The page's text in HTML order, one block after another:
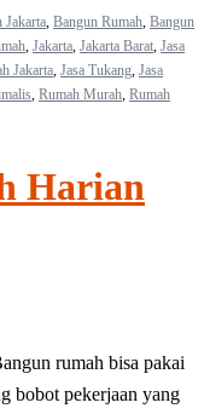
Jakarta, Bangun Rumah, Bangun
, Jakarta, Jakarta Barat, Jasa
Jakarta, Jasa Tukang, Jasa
, Rumah Murah, Rumah
Harian
rumah bisa pakai
bobot pekerjaan yang